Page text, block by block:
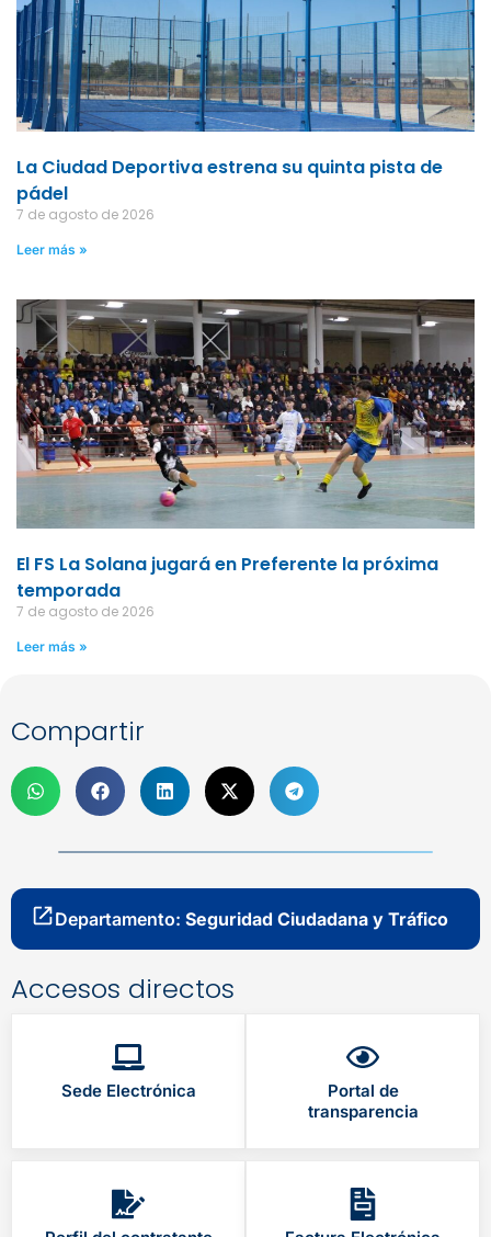
La Ciudad Deportiva estrena su quinta pista de
pádel
7 de agosto de 2026
Leer más »
El FS La Solana jugará en Preferente la próxima
temporada
7 de agosto de 2026
Leer más »
Compartir
Departamento: Seguridad Ciudadana y Tráfico
Accesos directos
Sede Electrónica
Portal de
transparencia